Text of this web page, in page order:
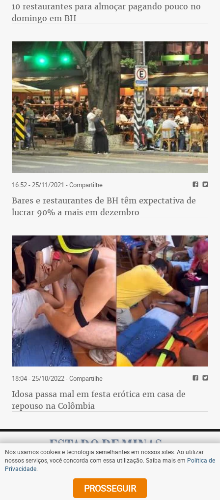
10 restaurantes para almoçar pagando pouco no
domingo em BH
16:52 - 25/11/2021 - Compartilhe
Bares e restaurantes de BH têm expectativa de
lucrar 90% a mais em dezembro
18:04 - 25/10/2022- Compartilhe
Idosa passa mal em festa erótica em casa de
repouso na Colômbia
Assine
Nós usamos cookies e tecnologia semelhantes em nossos sites. Ao utilizar
nossos serviços, você concorda com essa utilização. Saiba mais em Política de
Privacidade
PROSSEGUIR